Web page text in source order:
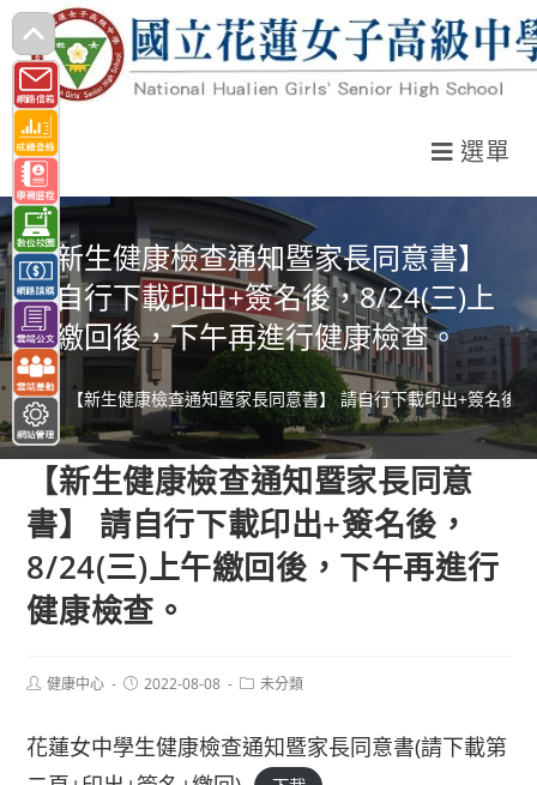
跳
轉
至
主
要
內
容
選單
【新生健康檢查通知暨家長同意書】
請自行下載印出+簽名後，8/24(三)上
午繳回後，下午再進行健康檢查。
> 【新生健康檢查通知暨家長同意書】 請自行下載印出+簽名後
【新生健康檢查通知暨家長同意
書】 請自行下載印出+簽名後，
8/24(三)上午繳回後，下午再進行
健康檢查。
Post健康中心
Post2022-08-08
Post未分類
花蓮女中學生健康檢查通知暨家長同意書(請下載第